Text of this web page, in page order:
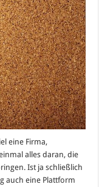
eine Firma,
alles daran, die
Ist ja schließlich
auch eine Plattform